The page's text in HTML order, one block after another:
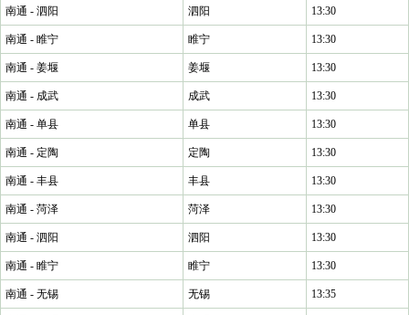
南通 - 泗阳 泗阳 13:30
南通 - 睢宁 睢宁 13:30
南通 - 姜堰 姜堰 13:30
南通 - 成武 成武 13:30
南通 - 单县 单县 13:30
南通 - 定陶 定陶 13:30
南通 - 丰县 丰县 13:30
南通 - 菏泽 菏泽 13:30
南通 - 泗阳 泗阳 13:30
南通 - 睢宁 睢宁 13:30
南通 - 无锡 无锡 13:35